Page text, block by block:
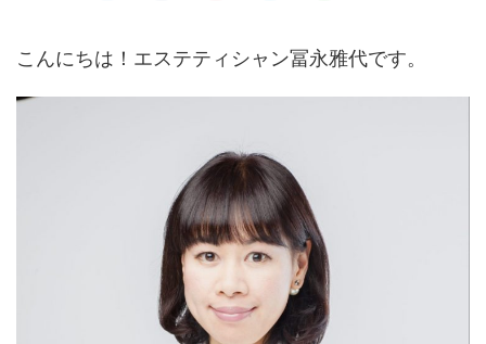
こんにちは！エステティシャン冨永雅代です。